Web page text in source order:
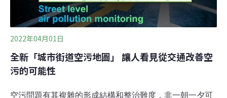
或限制。歐洲城市實測 12項最有效的減
2022年04月01日
全新「城市街道空污地圖」 讓人看見從交通改善空
污的可能性
空污問題有其複雜的形成結構和整治難度，非一朝一夕可